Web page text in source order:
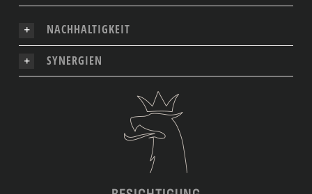
NACHHALTIGKEIT
SYNERGIEN